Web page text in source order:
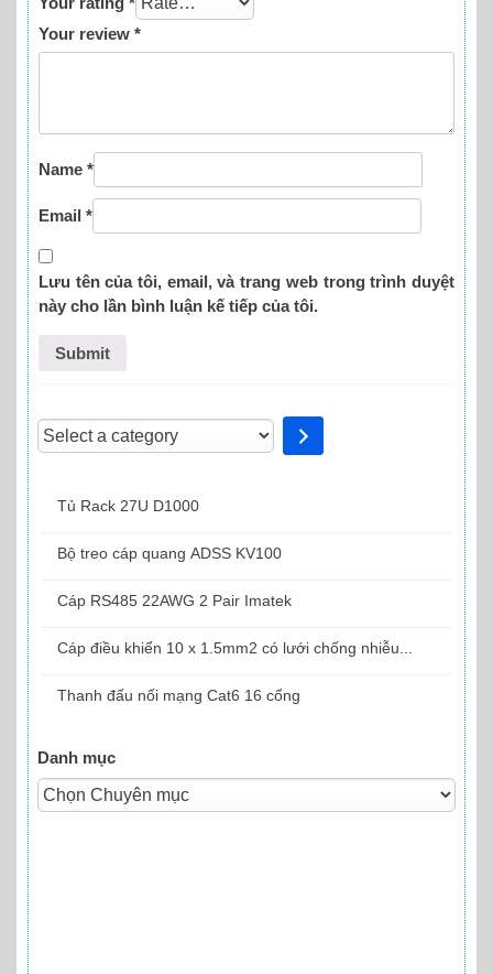
Your review *
Name *
Email *
Lưu tên của tôi, email, và trang web trong trình duyệt
này cho lần bình luận kế tiếp của tôi.
Select
a
Tủ Rack 27U D1000
Bộ treo cáp quang ADSS KV100
Cáp RS485 22AWG 2 Pair Imatek
Cáp điều khiển 10 x 1.5mm2 có lưới chống nhiễu...
Thanh đấu nối mạng Cat6 16 cổng
Danh mục